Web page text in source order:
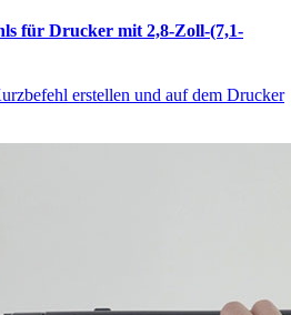
für Drucker mit 2,8-Zoll-(7,1-
erstellen und auf dem Drucker